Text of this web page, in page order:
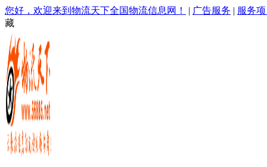
您好，欢迎来到物流天下全国物流信息网！ | 广告服务 | 服务
藏